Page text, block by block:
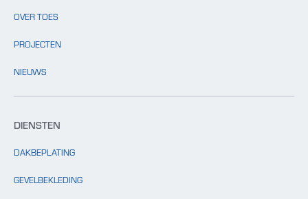
OVER TOES
PROJECTEN
NIEUWS
DIENSTEN
DAKBEPLATING
GEVELBEKLEDING